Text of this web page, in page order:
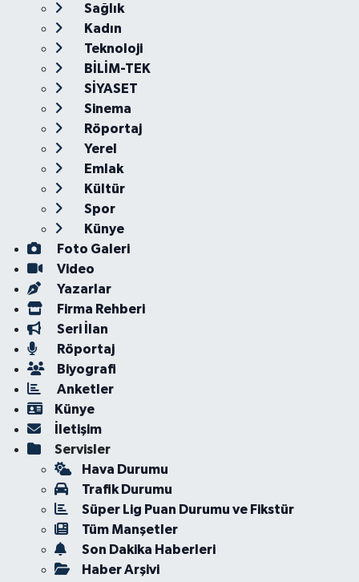
Sağlık
Kadın
Teknoloji
BİLİM-TEK
SİYASET
Sinema
Röportaj
Yerel
Emlak
Kültür
Spor
Künye
Foto Galeri
Video
Yazarlar
Firma Rehberi
Seri İlan
Röportaj
Biyografi
Anketler
Künye
İletişim
Servisler
Hava Durumu
Trafik Durumu
Süper Lig Puan Durumu ve Fikstür
Tüm Manşetler
Son Dakika Haberleri
Haber Arşivi